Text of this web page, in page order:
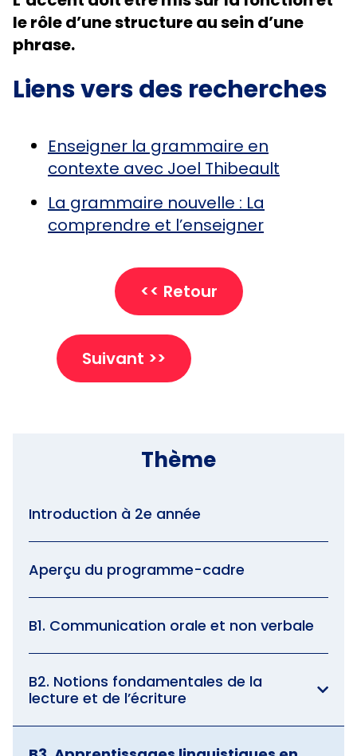
Thème
Introduction à 2e année
Aperçu du programme-cadre
B1. Communication orale et non verbale
B2. Notions fondamentales de la
lecture et de l’écriture
le rôle d’une structure au sein d’une
phrase.
Liens vers des recherches
Enseigner la grammaire en
contexte avec Joel Thibeault
La grammaire nouvelle : La
comprendre et l’enseigner
<< Retour
Suivant >>